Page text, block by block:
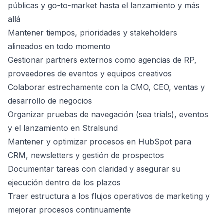
públicas y go-to-market hasta el lanzamiento y más
allá
Mantener tiempos, prioridades y stakeholders
alineados en todo momento
Gestionar partners externos como agencias de RP,
proveedores de eventos y equipos creativos
Colaborar estrechamente con la CMO, CEO, ventas y
desarrollo de negocios
Organizar pruebas de navegación (sea trials), eventos
y el lanzamiento en Stralsund
Mantener y optimizar procesos en HubSpot para
CRM, newsletters y gestión de prospectos
Documentar tareas con claridad y asegurar su
ejecución dentro de los plazos
Traer estructura a los flujos operativos de marketing y
mejorar procesos continuamente